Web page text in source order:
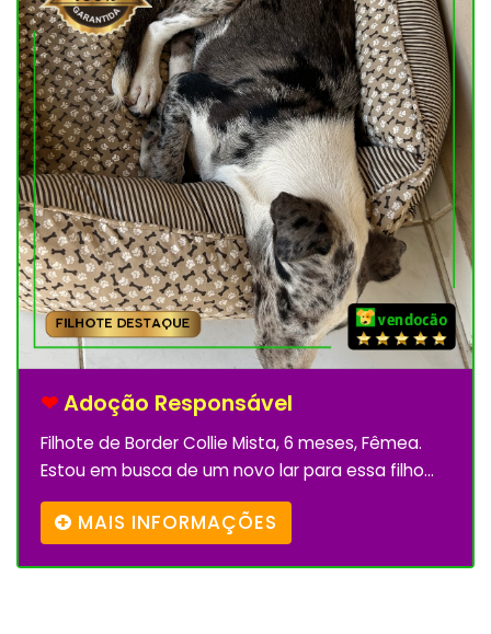
❤Adoção Responsável
Filhote de Border Collie Mista, 6 meses, Fêmea.
Estou em busca de um novo lar para essa filho...
MAIS INFORMAÇÕES